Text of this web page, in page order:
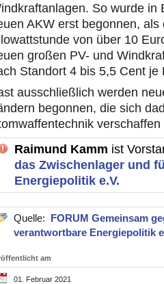
So wurde in
AKW erst begonnen,
von über 10
großen PV- und
Standort 4 bis 5,5 Cent je
ausschließlich werden
begonnen, die sich
verschaffen
Raimund Kamm ist
das Zwischenlager und
Energiepolitik e.V.
Quelle: FORUM Gemeinsam
verantwortbare Energiepolitik
am
01. Februar 2021